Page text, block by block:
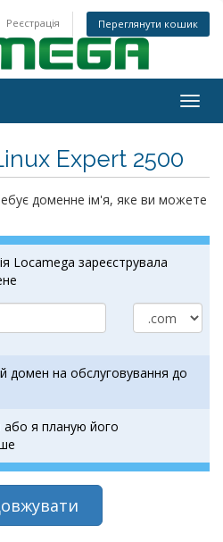
Реєстрація Переглянути кошик
Expert 2500
доменне ім'я, яке ви можете
Locamega зареєструвала
домен на обслуговування до
я планую його